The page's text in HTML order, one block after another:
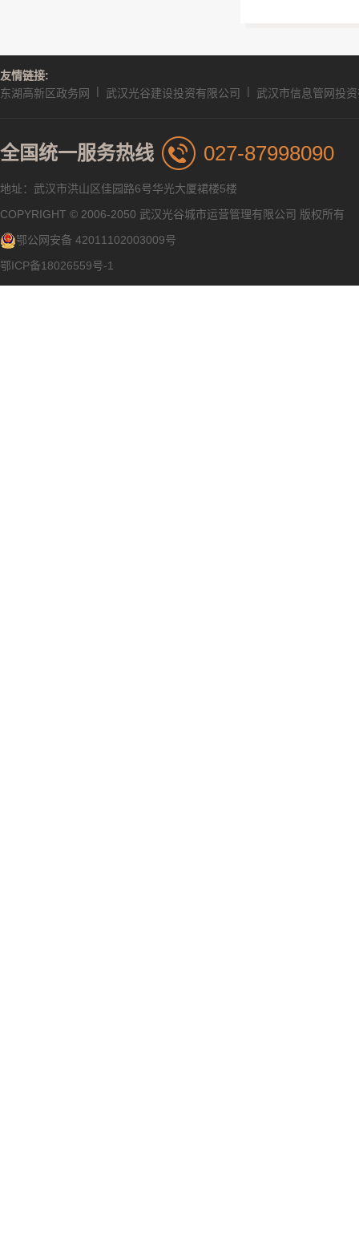
友情链接:
东湖高新区政务网
| 武汉光谷建设投资有限公司 | 武汉市信息管网投
全国统一服务热线 027-87998090
地址：武汉市洪山区佳园路6号华光大厦裙楼5楼
COPYRIGHT © 2006-2050 武汉光谷城市运营管理有限公司 版权所有
鄂公网安备 42011102003009号
鄂ICP备18026559号-1